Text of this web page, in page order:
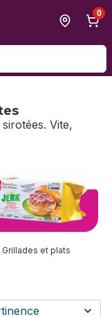
0
Vite,
Grillades et plats